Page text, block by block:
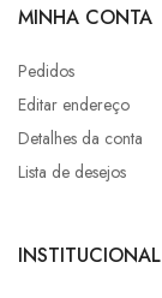
MINHA CONTA
Pedidos
Editar endereço
Detalhes da conta
Lista de desejos
INSTITUCIONAL